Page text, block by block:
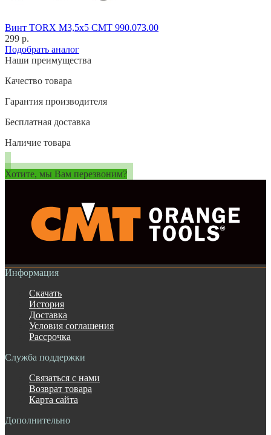
Винт TORX M3,5x5 CMT 990.073.00
299 р.
Подобрать аналог
Наши преимущества
Качество товара
Гарантия производителя
Бесплатная доставка
Наличие товара
Хотите, мы Вам перезвоним?
Информация
Скачать
История
Доставка
Условия соглашения
Рассрочка
Служба поддержки
Связаться с нами
Возврат товара
Карта сайта
Дополнительно